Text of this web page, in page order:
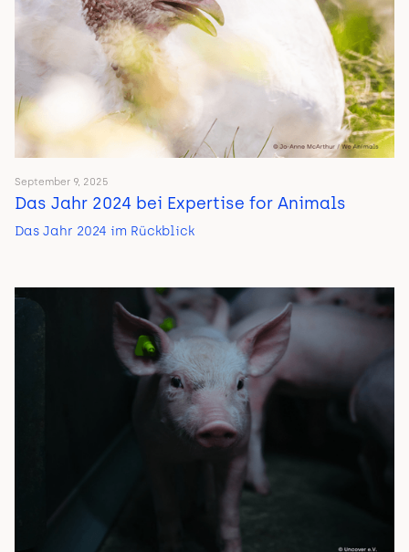
September 9, 2025
Das Jahr 2024 bei Expertise for Animals
Das Jahr 2024 im Rückblick